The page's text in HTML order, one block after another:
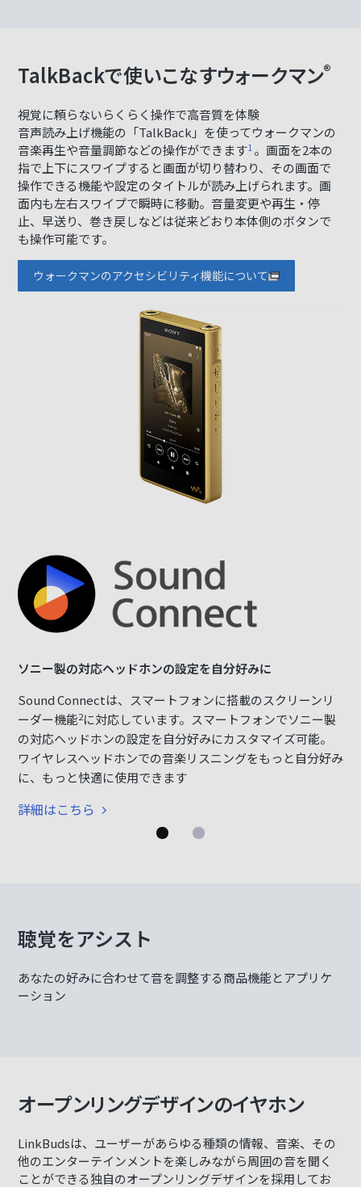
TalkBackで使いこなすウォークマン®
視覚に頼らないらくらく操作で高音質を体験
音声読み上げ機能の「TalkBack」を使ってウォークマンの
音楽再生や音量調節などの操作ができます1 。画面を2本の
指で上下にスワイプすると画面が切り替わり、その画面で
操作できる機能や設定のタイトルが読み上げられます。画
面内も左右スワイプで瞬時に移動。音量変更や再生・停
止、早送り、巻き戻しなどは従来どおり本体側のボタンで
も操作可能です。
ウォークマンのアクセシビリティ機能について
ソニー製の対応ヘッドホンの設定を自分好みに
Sound Connectは、スマートフォンに搭載のスクリーンリ
ーダー機能2に対応しています。スマートフォンでソニー製
の対応ヘッドホンの設定を自分好みにカスタマイズ可能。
ワイヤレスヘッドホンでの音楽リスニングをもっと自分好み
に、もっと快適に使用できます
詳細はこちら
聴覚をアシスト
あなたの好みに合わせて音を調整する商品機能とアプリケ
ーション
オープンリングデザインのイヤホン
LinkBudsは、ユーザーがあらゆる種類の情報、音楽、その
他のエンターテインメントを楽しみながら周囲の音を聞く
ことができる独自のオープンリングデザインを採用してお